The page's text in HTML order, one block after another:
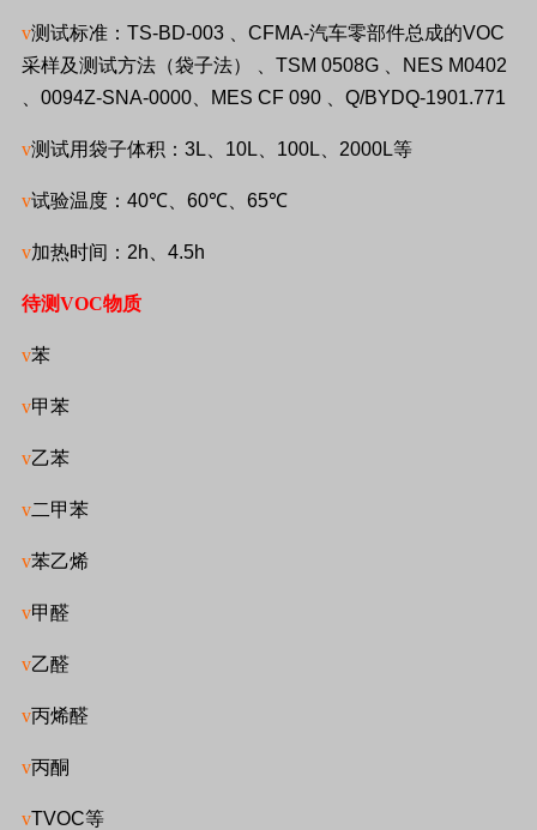
v测试标准： TS-BD-003 CFMA-汽车零部件总成的VOC
采样及测试方法（袋子法） 、 TSM 0508G
NES M0402
0094Z-SNA-0000 MES CF 090 Q/BYDQ-1901.771
v测试用袋子体积： 3L 10L 100L 2000L等
v试验温度： 40℃ 60℃ 65℃
v加热时间： 2h 4.5h
待测VOC物质
v苯
v甲苯
v乙苯
v二甲苯
v苯乙烯
v甲醛
v乙醛
v丙烯醛
v丙酮
vTVOC等